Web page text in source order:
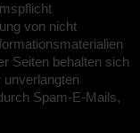
von nicht
Seiten behalten sich
Spam-E-Mails,